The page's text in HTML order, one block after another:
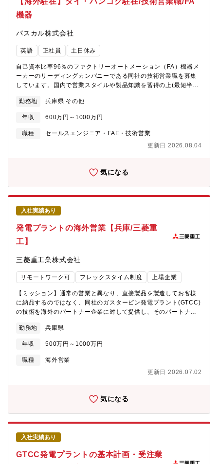
部で大型高効率GTCC発電プラントの新規案件における海外顧客
向け営業活動を実施しています。昨今の脱炭素社会への移行を踏
業務内容は多様化しています。海外営業部は当社を代表してお客
ミュニケーションを取りながら、世界各国の案件組成から契約交
ト遂行においてはお客様を始めとした各ステークホルダーとの商
務交渉のみならず、機器出荷・現地工事管理などにもプロジェク
トチームとして深く関わり、お客様の大切な発電プラントをお客
様に引き渡しする迄、様々なやりがいのある仕事に携わることが
発電所プロジェクト
組織】海外営業部【職場の雰囲気】・上司や同僚との距離が近
く、お互いに意見を出し合える風通しの良い職場です。・外国籍
ただきます。サービスビジネスでは各市場における受注戦略の立
案、パートナーとの連携強化、お客様への提案活動に取り組み、
様々なステージに応じた商務（契約）交渉、各種工事保険活用な
どの様々な手段を講じてリスクミニマイズするよう取り組み、長
期に及ぶ海外プロジェクトでリスク管理していくことも海外営業
迄：市場、客先、他社情報の収集、商談取り組みフォーメーショ
ンの組成、引合スコープ、仕様、条件の確認、見積業務、応札書
類の準備、契約条件、仕様の確認/協議、契約書/注文書ドラフトの
作成（主にリハビリ、保守等のサービス案件）2.受注から出荷
手続き等3.代金回収4.お客様トラブル、製品不具合対応、求償活動
化、受注に向けた各種活動 など【扱う製品】■発電機・世界トッ
プ3のシェア・将来性◎・今後欧米中東などどの地域でも需要が見
要は依然として高く、新規商談件数も多い状況である一方で、設
リューション営業が求められます。グローバルビジネスへの取組
してみたい方を増員募集することとなりました。【配属部門】三
菱電機株式会社 電力システム製作所にて採用：入社後は三菱ジェ
ネレーター株式会社営業統括部 海外営業第一部または海外営業
第二部へ出向（保籍元は三菱電機株式会社）。20~30代のメンバ
ーが多く活躍しています。≪製品やサービスの強み≫■同社の発電
機は、数十年にわたる運転実績とデータに裏打ちされた設計によ
り、国内外の発電所で稼働し続けてきました。「99％を超える高
効率稼働」「40年以上の長期運転にも耐える設計寿命」「信頼性
99.999%以上のトラックレコード」など「高性能」かつ「高信
頼」で、長く使える電力インフラの要といえる製品です。■将来性
倍に増える見通し・ガスタービンを手掛ける三菱重工業は27年3月
も増加)・2025年9月に台湾電力向けに、天然ガス焚きガスタービ
ン・コンバインドサイクル発電設備建設プロジェクトを受注(発電
機器
パスカル株式会社
英語 正社員 土日休み
自己資本比率96％のファクトリーオートメーション（FA）機器メ
ーカーのリーディングカンパニーである同社の技術営業職を募集
しています。国内で営業スタイルや製品知識を習得の上(最短半年
割】『市場拡大・新規開拓』1986年 海外現地法人第一号として米
国現地法人 Pascal Engineering Inc.設立後、パスカルの強みでも
ある自動車業界への進出を進めて参りました。その後、中国、ド
イツ、タイ、韓国など現在は世界中に拠点を構えています。新業
待ちしております。【取り扱い商材】FA機器・工場生産ラインで
客】・自動車メーカー、通信機器メーカー・工作機器・プレス機
械・射出成型機などの機械メーカー【魅力】★実績やパフォーマ
ンスが評価される実力主義の社風です（大きな成果を上げること
で給与や賞与に還元されます）。★アメリカ、ドイツ、タイ、台
湾、中国、韓国など世界各国に拠点がございます。
勤務地 兵庫県 その他
年収 600万円～1000万円
職種
セールスエンジニア・FAE・技術営業
更新日 2026.08.04
気になる
入社実績あり
発電プラントの海外営業【兵庫/三菱重
工】
三菱重工業株式会社
リモートワーク可 フレックスタイム制度 上場企業
【ミッション】通常の営業と異なり、直接製品を製造してお客様
に納品するのではなく、同社のガスタービン発電プラント(GTCC)
の技術を海外のパートナー企業に対して提供し、そのパートナー
することで、ビジネスの機会を増やしていくビジネスモデルを扱
っています。近年の世界中での旺盛なガスタービン需要を受け、
技術ライセンス契約に基づく協業プロジェクトも増大していま
す。協業パートナーとともに協業プロジェクトの入札対応や、同
対応、契約交渉等）・遂行業務（商務交渉、出荷・船積などに関
ニュートラルに向けた動きを受け、国内外で三菱重工が誇る高効
率GTCC発電プラントへの要望が高まっています。またデータセ
ンターの増加等により全世界に電力需要が高まっている為、アメ
リカ・中国などの海外協業パートナーとのビジネスの体制強化を
進めています。協業プロジェクトの増加に伴い、受注からプロジ
ェクトの遂行までを担うメンバーを増員し、ともに成長しながら
活躍できる仲間を募集しています。【職場の雰囲気】・比較的小
さい組織であり、上司や同僚の距離も近い風通しの良い職場で
勤務地 兵庫県
年収 500万円～1000万円
職種
海外営業
更新日 2026.07.02
気になる
入社実績あり
GTCC発電プラントの基本計画・受注業